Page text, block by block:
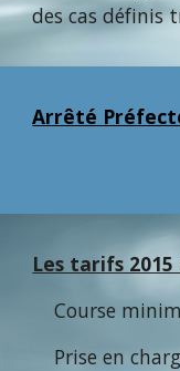
des cas définis
Arrêté
Les tarifs
Course
Prise en